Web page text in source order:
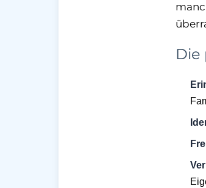
Die